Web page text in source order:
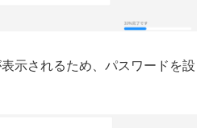
示されるため、パスワードを設